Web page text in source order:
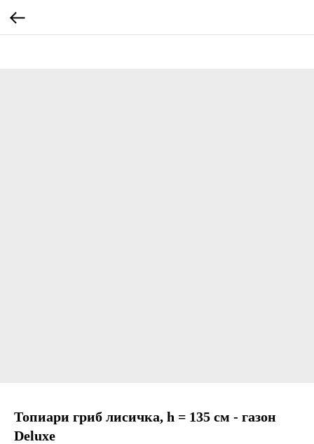
Топиари гриб лисичка, h = 135 см - газон
Deluxe